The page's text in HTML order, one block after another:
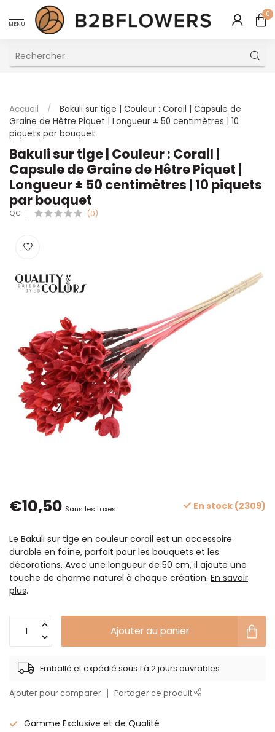
MENU
0
Accueil /
Bakuli sur tige | Couleur : Corail | Capsule de
Graine de Hêtre Piquet | Longueur ± 50 centimètres | 10
piquets par bouquet
Bakuli sur tige | Couleur : Corail |
Capsule de Graine de Hêtre Piquet |
Longueur ± 50 centimètres | 10 piquets
par bouquet
QC (0)
€10,50 Sans les taxes En stock (2309)
Le Bakuli sur tige en couleur corail est un accessoire
durable en faîne, parfait pour les bouquets et les
décorations. Avec une longueur de 50 cm, il ajoute une
touche de charme naturel à chaque création. En savoir
plus.
Ajouter au panier
Emballé et expédié sous 1 à 2 jours ouvrables.
Ajouter pour comparer Partager ce produit
Gamme Exclusive et de Qualité